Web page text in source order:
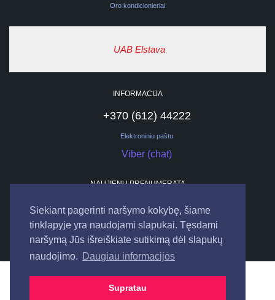
Siekiant pagerinti naršymo kokybę, šiame
tinklapyje yra naudojami slapukai. Tęsdami
naršymą Jūs išreiškiate sutikimą dėl slapukų
naudojimo. Daugiau informacijos
Supratau
Oro kondicionieriai
UAB Elstava
INFORMACIJA
+370 (612) 44222
Elektroniniu paštu
Viber (chat)
NAUJIENŲ PRENUMERATA
UAB "ELSTAVA". Visos teisės saugomos.